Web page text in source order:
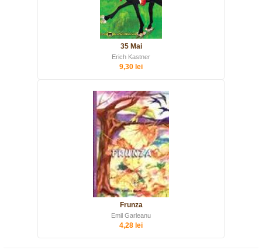
35 Mai
Erich Kastner
9,30 lei
Frunza
Emil Garleanu
4,28 lei